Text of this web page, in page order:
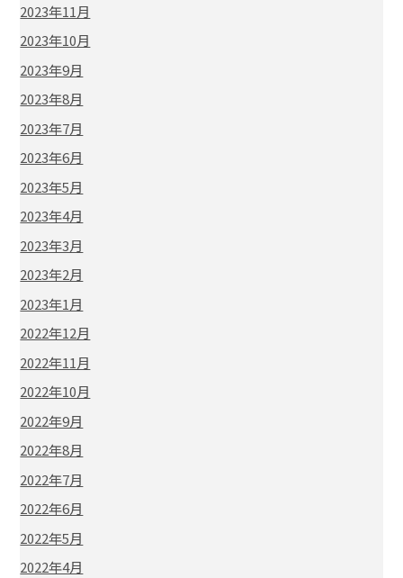
2023年11月
2023年10月
2023年9月
2023年8月
2023年7月
2023年6月
2023年5月
2023年4月
2023年3月
2023年2月
2023年1月
2022年12月
2022年11月
2022年10月
2022年9月
2022年8月
2022年7月
2022年6月
2022年5月
2022年4月